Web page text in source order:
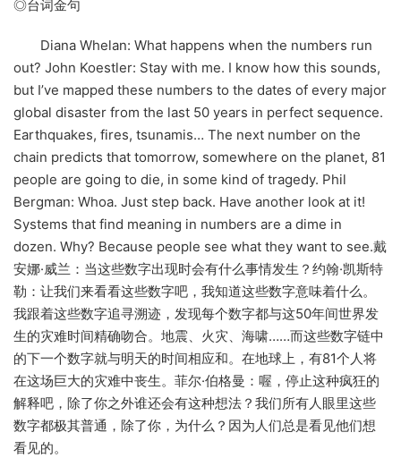
◎台词金句
Diana Whelan: What happens when the numbers run
out? John Koestler: Stay with me. I know how this sounds,
but I’ve mapped these numbers to the dates of every major
global disaster from the last 50 years in perfect sequence.
Earthquakes, fires, tsunamis… The next number on the
chain predicts that tomorrow, somewhere on the planet, 81
people are going to die, in some kind of tragedy. Phil
Bergman: Whoa. Just step back. Have another look at it!
Systems that find meaning in numbers are a dime in
dozen. Why? Because people see what they want to see.戴
安娜·威兰：当这些数字出现时会有什么事情发生？约翰·凯斯特
勒：让我们来看看这些数字吧，我知道这些数字意味着什么。
我跟着这些数字追寻溯迹，发现每个数字都与这50年间世界发
生的灾难时间精确吻合。地震、火灾、海啸……而这些数字链中
的下一个数字就与明天的时间相应和。在地球上，有81个人将
在这场巨大的灾难中丧生。菲尔·伯格曼：喔，停止这种疯狂的
解释吧，除了你之外谁还会有这种想法？我们所有人眼里这些
数字都极其普通，除了你，为什么？因为人们总是看见他们想
看见的。